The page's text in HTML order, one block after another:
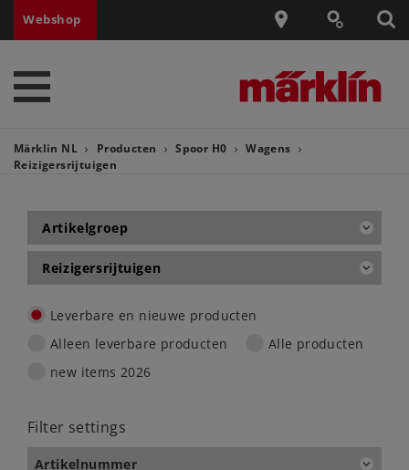
Webshop
Märklin NL Producten Spoor H0
Wagens
Reizigersrijtuigen
Artikelgroep
Reizigersrijtuigen
Leverbare en nieuwe producten
Alleen leverbare producten
Alle producten
new items 2026
Filter settings
Artikelnummer